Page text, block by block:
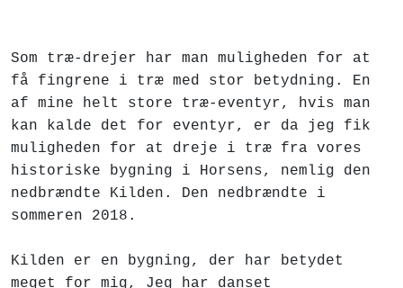
Som træ-drejer har man muligheden for at
få fingrene i træ med stor betydning. En
af mine helt store træ-eventyr, hvis man
kan kalde det for eventyr, er da jeg fik
muligheden for at dreje i træ fra vores
historiske bygning i Horsens, nemlig den
nedbrændte Kilden. Den nedbrændte i
sommeren 2018.
Kilden er en bygning, der har betydet
meget for mig, Jeg har danset